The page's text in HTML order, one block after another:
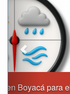
“Tunja nos ha